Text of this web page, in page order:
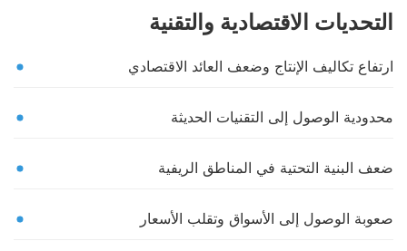
التحديات الاقتصادية والتقنية
ارتفاع تكاليف الإنتاج وضعف العائد الاقتصادي
محدودية الوصول إلى التقنيات الحديثة
ضعف البنية التحتية في المناطق الريفية
صعوبة الوصول إلى الأسواق وتقلب الأسعار